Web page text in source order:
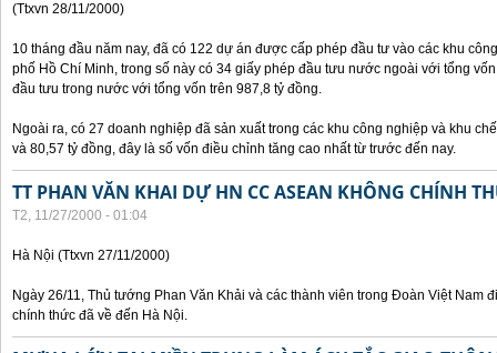
(Ttxvn 28/11/2000)
10 tháng đầu năm nay, đã có 122 dự án được cấp phép đầu tư vào các khu
phố Hồ Chí Minh, trong số này có 34 giấy phép đầu tưu nước ngoài với tổng
đầu tưu trong nước với tổng vốn trên 987,8 tỷ đồng.
Ngoài ra, có 27 doanh nghiệp đã sản xuất trong các khu công nghiệp và khu
và 80,57 tỷ đồng, đây là số vốn điều chỉnh tăng cao nhất từ trước đến nay.
TT PHAN VĂN KHAI DỰ HN CC ASEAN KHÔNG CHÍNH
T2, 11/27/2000 - 01:04
Hà Nội (Ttxvn 27/11/2000)
Ngày 26/11, Thủ tướng Phan Văn Khải và các thành viên trong Đoàn Việt Nam
chính thức đã về đến Hà Nội.